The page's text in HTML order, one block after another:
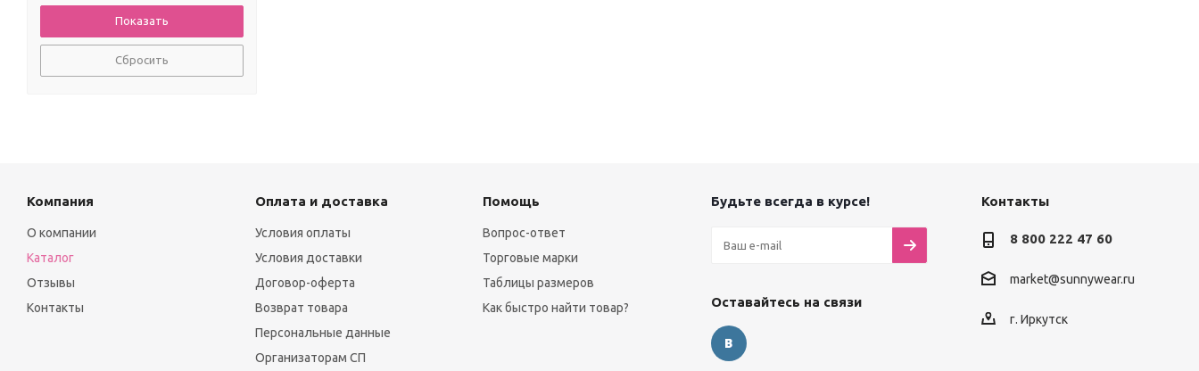
Сбросить
Компания
О компании
Каталог
Отзывы
Контакты
Оплата и доставка
Условия оплаты
Условия доставки
Договор-оферта
Возврат товара
Персональные данные
Организаторам СП
Помощь
Вопрос-ответ
Торговые марки
Таблицы размеров
Как быстро найти товар?
Будьте всегда в курсе!
Оставайтесь на связи
Контакты
8 800 222 47 60
market@sunnywear.ru
г. Иркутск